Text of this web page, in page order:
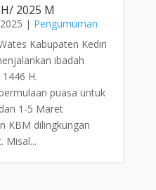
2025 M
| Pengumuman
Kabupaten Kediri
ibadah
H.
puasa untuk
1-5 Maret
KBM dilingkungan
Misal...